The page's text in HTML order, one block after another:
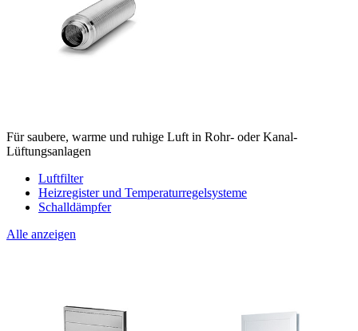
Für saubere, warme und ruhige Luft in Rohr- oder Kanal-
Lüftungsanlagen
Luftfilter
Heizregister und Temperaturregelsysteme
Schalldämpfer
Alle anzeigen